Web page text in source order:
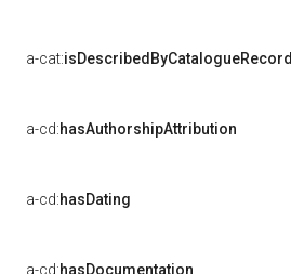
a-cat:isDescribedByCatalogueRecord
a-cd:hasAuthorshipAttribution
a-cd:hasDating
a-cd:hasDocumentation